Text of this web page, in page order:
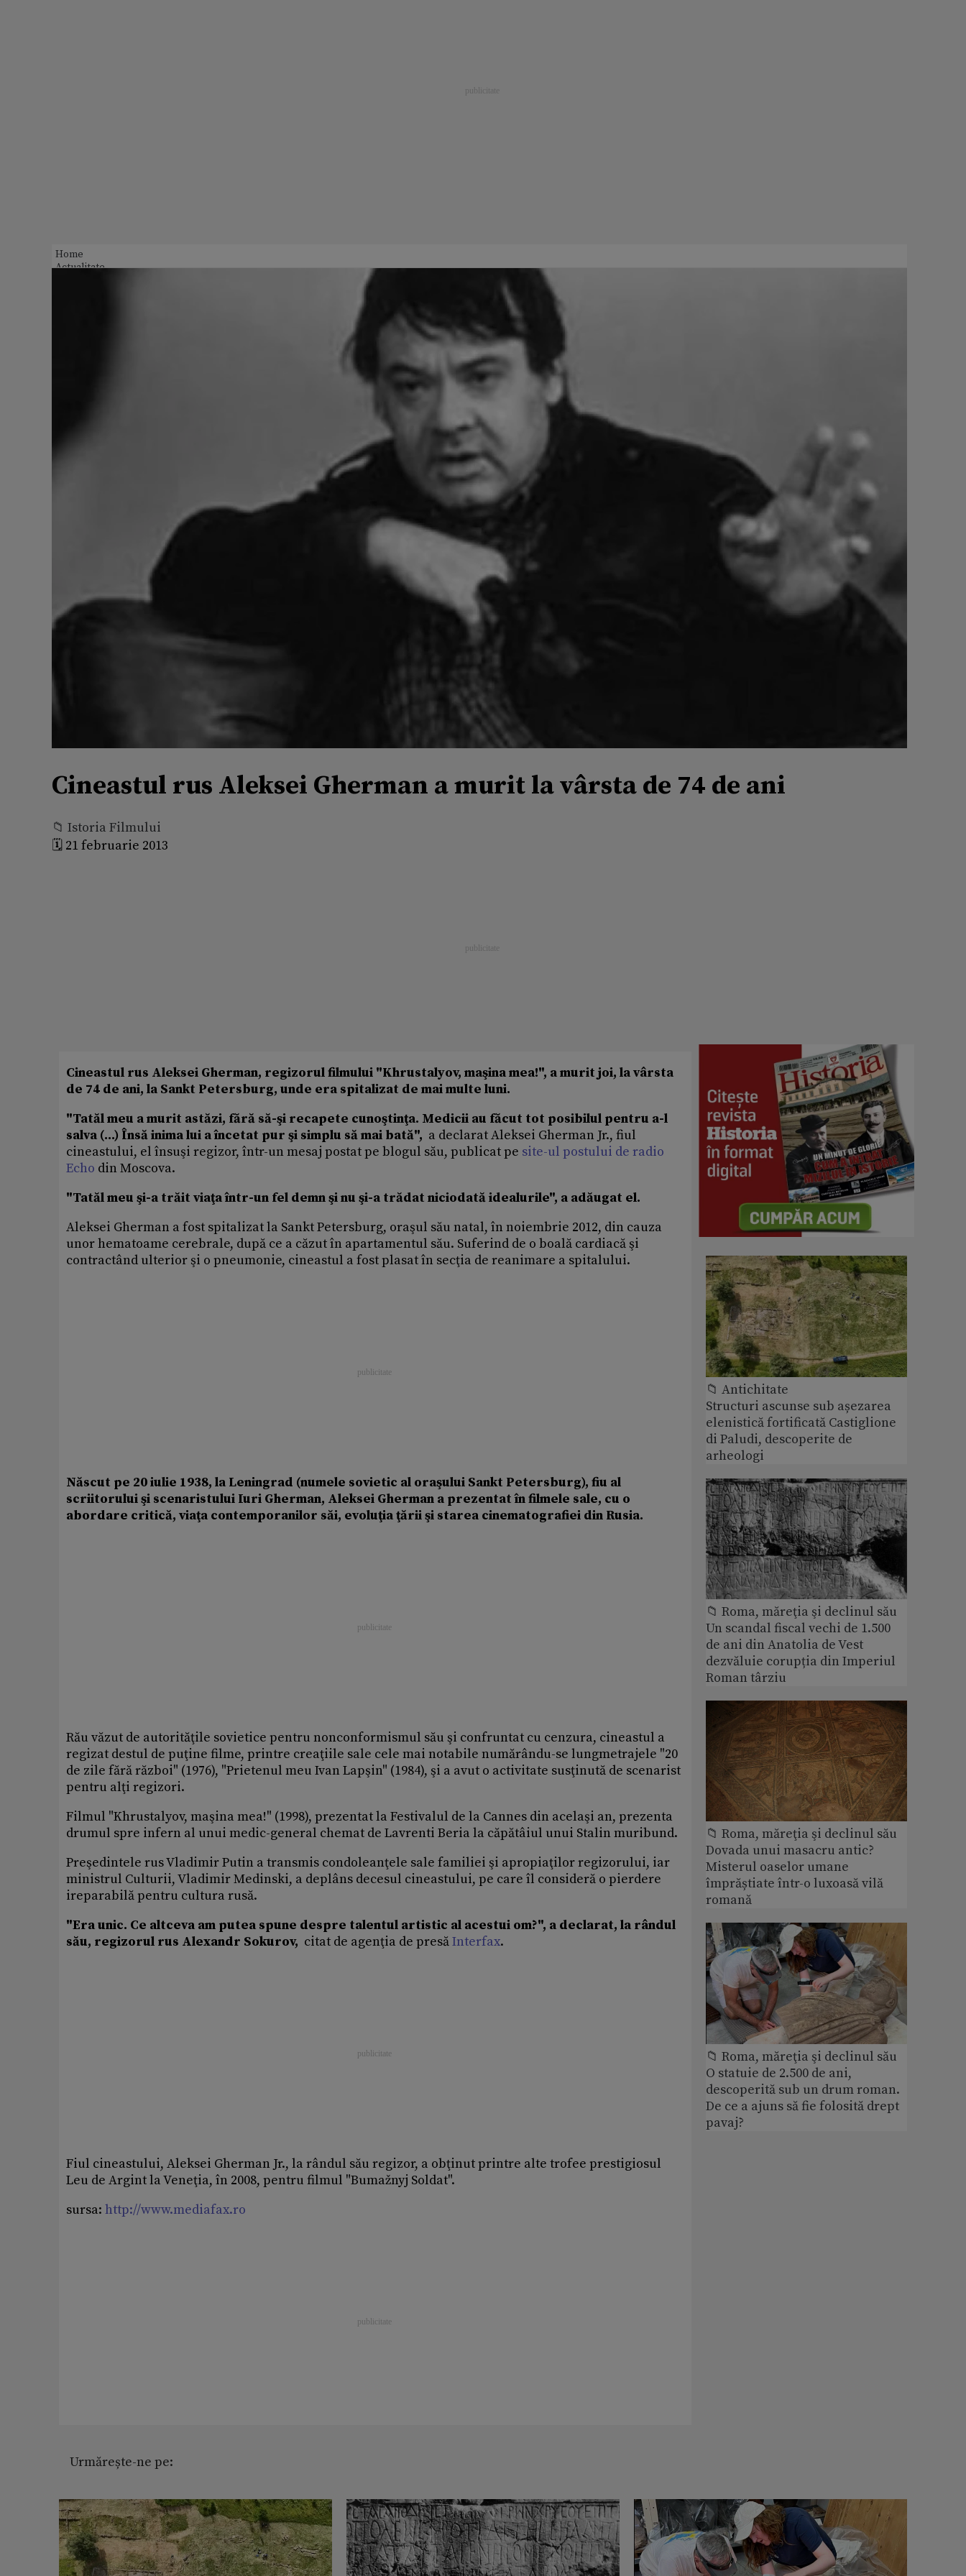
Home
Actualitate
Cineastul rus Aleksei Gherman a murit la vârsta de 74 de ani
📁 Istoria Filmului
🗓️ 21 februarie 2013
Cineastul rus Aleksei Gherman, regizorul filmului "Khrustalyov, maşina mea!", a murit joi, la vârsta
de 74 de ani, la Sankt Petersburg, unde era spitalizat de mai multe luni.
"Tatăl meu a murit astăzi, fără să-şi recapete cunoştinţa. Medicii au făcut tot posibilul pentru a-l
salva (...) Însă inima lui a încetat pur şi simplu să mai bată", a declarat Aleksei Gherman Jr., fiul
cineastului, el însuşi regizor, într-un mesaj postat pe blogul său, publicat pe site-ul postului de radio
Echo din Moscova.
"Tatăl meu şi-a trăit viaţa într-un fel demn şi nu şi-a trădat niciodată idealurile", a adăugat el.
Aleksei Gherman a fost spitalizat la Sankt Petersburg, oraşul său natal, în noiembrie 2012, din cauza
unor hematoame cerebrale, după ce a căzut în apartamentul său. Suferind de o boală cardiacă şi
contractând ulterior şi o pneumonie, cineastul a fost plasat în secţia de reanimare a spitalului.
Născut pe 20 iulie 1938, la Leningrad (numele sovietic al oraşului Sankt Petersburg), fiu al
scriitorului şi scenaristului Iuri Gherman, Aleksei Gherman a prezentat în filmele sale, cu o
abordare critică, viaţa contemporanilor săi, evoluţia ţării şi starea cinematografiei din Rusia.
Rău văzut de autorităţile sovietice pentru nonconformismul său şi confruntat cu cenzura, cineastul a
regizat destul de puţine filme, printre creaţiile sale cele mai notabile numărându-se lungmetrajele "20
de zile fără război" (1976), "Prietenul meu Ivan Lapşin" (1984), şi a avut o activitate susţinută de scenarist
pentru alţi regizori.
Filmul "Khrustalyov, maşina mea!" (1998), prezentat la Festivalul de la Cannes din acelaşi an, prezenta
drumul spre infern al unui medic-general chemat de Lavrenti Beria la căpătâiul unui Stalin muribund.
Preşedintele rus Vladimir Putin a transmis condoleanţele sale familiei şi apropiaţilor regizorului, iar
ministrul Culturii, Vladimir Medinski, a deplâns decesul cineastului, pe care îl consideră o pierdere
ireparabilă pentru cultura rusă.
"Era unic. Ce altceva am putea spune despre talentul artistic al acestui om?", a declarat, la rândul
său, regizorul rus Alexandr Sokurov, citat de agenţia de presăInterfax.
Fiul cineastului, Aleksei Gherman Jr., la rândul său regizor, a obţinut printre alte trofee prestigiosul
Leu de Argint la Veneţia, în 2008, pentru filmul "Bumažnyj Soldat".
sursa: http://www.mediafax.ro
Urmărește-ne pe:
📁 Antichitate
Structuri ascunse sub așezarea
elenistică fortificată Castiglione
di Paludi, descoperite de
arheologi
📁 Roma, măreţia şi declinul său
Un scandal fiscal vechi de 1.500
de ani din Anatolia de Vest
dezvăluie corupția din Imperiul
Roman târziu
📁 Roma, măreţia şi declinul său
Dovada unui masacru antic?
Misterul oaselor umane
împrăștiate într-o luxoasă vilă
romană
📁 Roma, măreţia şi declinul său
O statuie de 2.500 de ani,
descoperită sub un drum roman.
De ce a ajuns să fie folosită drept
pavaj?